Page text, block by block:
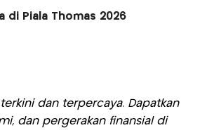
di Piala Thomas 2026
dan terpercaya. Dapatkan
dan pergerakan finansial di